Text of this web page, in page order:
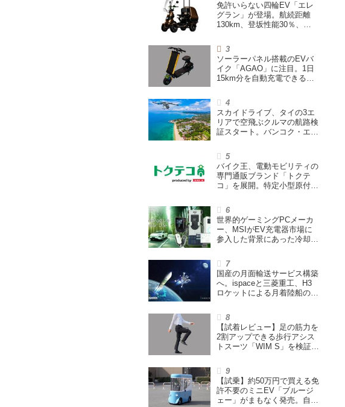
免許いらない四輪EV「エレ
グラン」が登場。航続距離
130km、登坂性能30％、
備えた特定小型原付
ソーラーパネル搭載のEVバ
イク「AGAO」に注目。1日
15km分を自動充電できる
スカイドライブ、タイの3エ
リアで空飛ぶクルマの航路検
証スタート。バンコク・エア
指す
バイク王、電動モビリティの
専門通販ブランド「トクテ
コ」を展開。特定小型原付や
世界的ゲーミングPCメーカ
ー、MSIがEV充電器市場に
参入した背景にあった冷却技
回】
国産の月面輸送サービス構築
へ。ispaceと三菱重工、H3
ロケットによる月着陸船の打
結
【試着レビュー】足の筋力を
2割アップできる歩行アシス
トスーツ「WIM S」を検証。
も言われる理由を探る
【試乗】約50万円で買える免
許不要のミニEV「ブルージ
ェー」がまもなく発売。自転